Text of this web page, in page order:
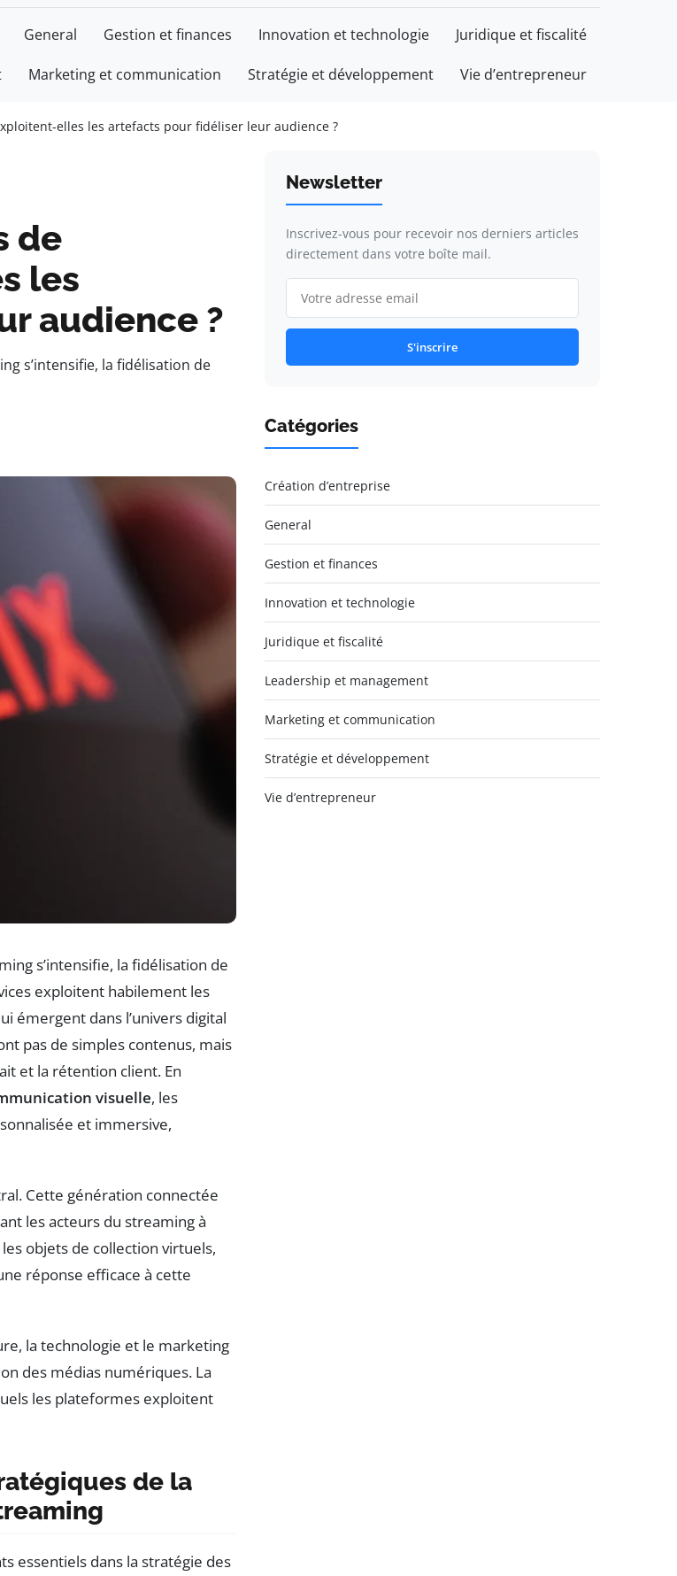
General Gestion et finances Innovation et technologie Juridique et fiscalité
Marketing et communication Stratégie et développement Vie d’entrepreneur
elles les artefacts pour fidéliser leur audience ?
de
les
audience ?
s’intensifie, la fidélisation de
s’intensifie, la fidélisation de
exploitent habilement les
émergent dans l’univers digital
pas de simples contenus, mais
et la rétention client. En
visuelle, les
et immersive,
Cette génération connectée
les acteurs du streaming à
objets de collection virtuels,
réponse efficace à cette
la technologie et le marketing
des médias numériques. La
les plateformes exploitent
de la
essentiels dans la stratégie des
Newsletter
Inscrivez-vous pour recevoir nos derniers articles
directement dans votre boîte mail.
S'inscrire
Catégories
Création d’entreprise
General
Gestion et finances
Innovation et technologie
Juridique et fiscalité
Leadership et management
Marketing et communication
Stratégie et développement
Vie d’entrepreneur